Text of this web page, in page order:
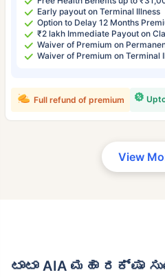
Early payout on Terminal Illness
Option to Delay 12 Months
₹2 lakh Immediate Payout on
Waiver of Premium on
Waiver of Premium on Terminal
Full refund of premium
View
ಟಾಟಾ AIA ಮಹಾ ರಕ್ಷಾ ಸುಪ್ರೀಂ ಸೆಲೆಕ್ಟ್‌ನ ಪ್ರ